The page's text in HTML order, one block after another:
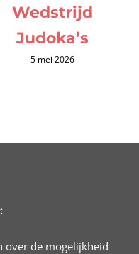
Wedstrijd
Judoka’s
5 mei 2026
over de mogelijkheid